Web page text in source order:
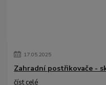
17.05.2025
Zahradní postřikovače -
číst celé